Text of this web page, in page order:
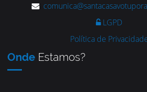
LGPD
Política de
Onde Estamos?